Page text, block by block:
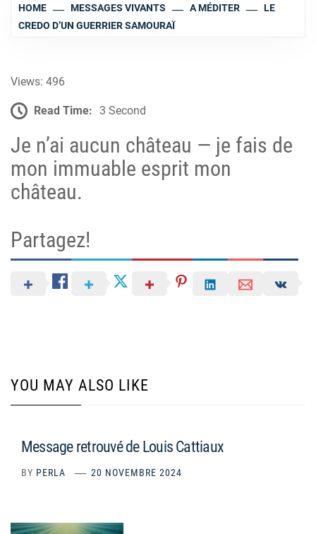
HOME MESSAGES VIVANTS A MÉDITER
LE
CREDO D’UN GUERRIER SAMOURAÏ
Views: 496
Read Time: 3 Second
Je n’ai aucun château — je fais de
mon immuable esprit mon
château.
Partagez!
YOU MAY ALSO LIKE
Message retrouvé de Louis Cattiaux
BY PERLA 20 NOVEMBRE 2024